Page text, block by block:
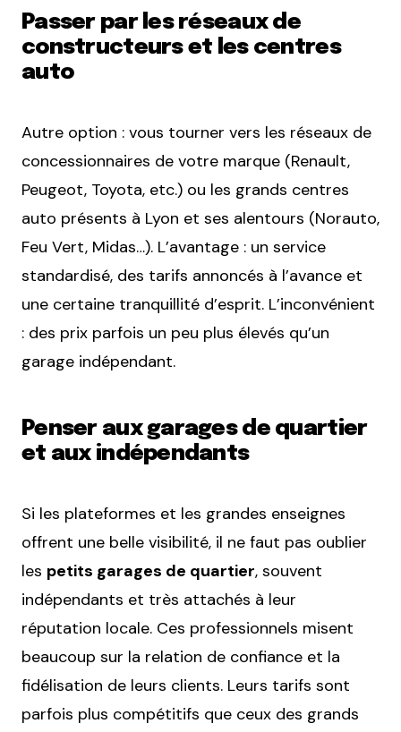
Passer par les réseaux de
constructeurs et les centres
auto
Autre option : vous tourner vers les réseaux de
concessionnaires de votre marque (Renault,
Peugeot, Toyota, etc.) ou les grands centres
auto présents à Lyon et ses alentours (Norauto,
Feu Vert, Midas…). L’avantage : un service
standardisé, des tarifs annoncés à l’avance et
une certaine tranquillité d’esprit. L’inconvénient
: des prix parfois un peu plus élevés qu’un
garage indépendant.
Penser aux garages de quartier
et aux indépendants
Si les plateformes et les grandes enseignes
offrent une belle visibilité, il ne faut pas oublier
les petits garages de quartier, souvent
indépendants et très attachés à leur
réputation locale. Ces professionnels misent
beaucoup sur la relation de confiance et la
fidélisation de leurs clients. Leurs tarifs sont
parfois plus compétitifs que ceux des grands